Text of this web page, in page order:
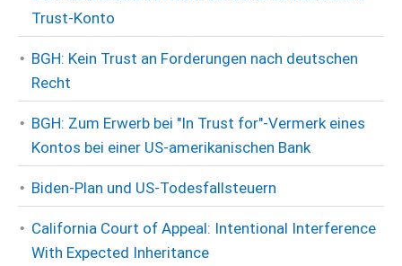
Trust-Konto
BGH: Kein Trust an Forderungen nach deutschen
Recht
BGH: Zum Erwerb bei "In Trust for"-Vermerk eines
Kontos bei einer US-amerikanischen Bank
Biden-Plan und US-Todesfallsteuern
California Court of Appeal: Intentional Interference
With Expected Inheritance